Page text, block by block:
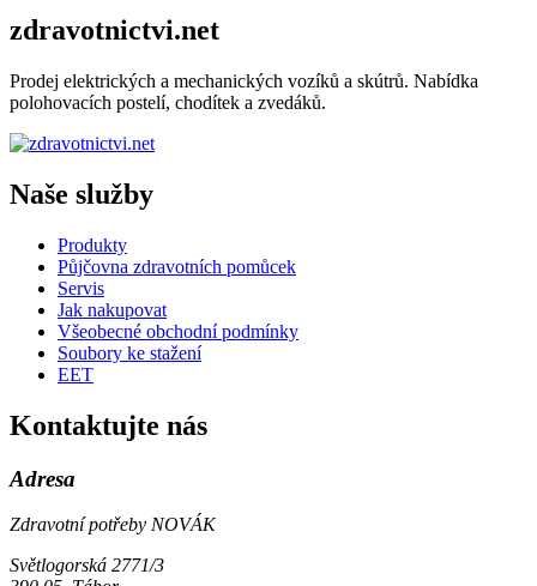
zdravotnictvi.net
Prodej elektrických a mechanických vozíků a skútrů. Nabídka
polohovacích postelí, chodítek a zvedáků.
Naše služby
Produkty
Půjčovna zdravotních pomůcek
Servis
Jak nakupovat
Všeobecné obchodní podmínky
Soubory ke stažení
EET
Kontaktujte nás
Adresa
Zdravotní potřeby NOVÁK
Světlogorská 2771/3